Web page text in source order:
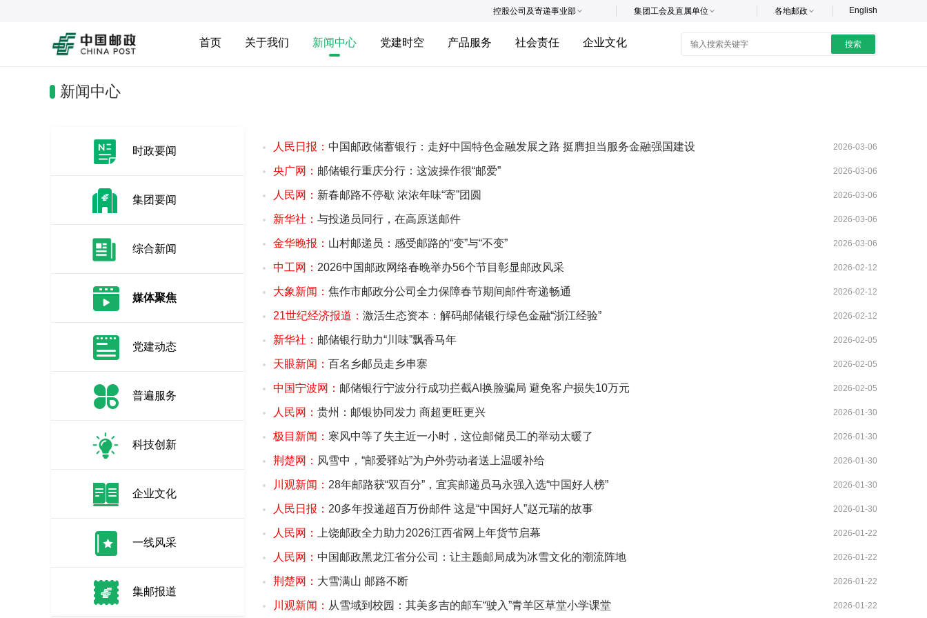
English
各地邮政
集团工会及直属单位
控股公司及寄递事业部
首页 关于我们 新闻中心 党建时空 产品服务 社会责任 企业文化 搜索
新闻中心
时政要闻
集团要闻
综合新闻
媒体聚焦
党建动态
普遍服务
科技创新
企业文化
一线风采
集邮报道
人民日报： 中国邮政储蓄银行：走好中国特色金融发展之路 挺膺担当服务金融强国建设 2026-03-06
央广网： 邮储银行重庆分行：这波操作很“邮爱” 2026-03-06
人民网： 新春邮路不停歇 浓浓年味“寄”团圆 2026-03-06
新华社： 与投递员同行，在高原送邮件 2026-03-06
金华晚报： 山村邮递员：感受邮路的“变”与“不变” 2026-03-06
中工网： 2026中国邮政网络春晚举办56个节目彰显邮政风采 2026-02-12
大象新闻： 焦作市邮政分公司全力保障春节期间邮件寄递畅通 2026-02-12
21世纪经济报道： 激活生态资本：解码邮储银行绿色金融“浙江经验” 2026-02-12
新华社： 邮储银行助力“川味”飘香马年 2026-02-05
天眼新闻： 百名乡邮员走乡串寨 2026-02-05
中国宁波网： 邮储银行宁波分行成功拦截AI换脸骗局 避免客户损失10万元 2026-02-05
人民网： 贵州：邮银协同发力 商超更旺更兴 2026-01-30
极目新闻： 寒风中等了失主近一小时，这位邮储员工的举动太暖了 2026-01-30
荆楚网： 风雪中，“邮爱驿站”为户外劳动者送上温暖补给 2026-01-30
川观新闻： 28年邮路获“双百分”，宜宾邮递员马永强入选“中国好人榜” 2026-01-30
人民日报： 20多年投递超百万份邮件 这是“中国好人”赵元瑞的故事 2026-01-30
人民网： 上饶邮政全力助力2026江西省网上年货节启幕 2026-01-22
人民网： 中国邮政黑龙江省分公司：让主题邮局成为冰雪文化的潮流阵地 2026-01-22
荆楚网： 大雪满山 邮路不断 2026-01-22
川观新闻： 从雪域到校园：其美多吉的邮车“驶入”青羊区草堂小学课堂 2026-01-22